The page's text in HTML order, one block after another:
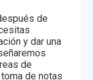
de
y dar una
de
de notas